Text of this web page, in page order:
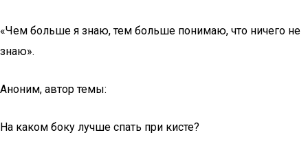
«Чем больше я знаю, тем больше понимаю, что ничего не
знаю».
Аноним, автор темы:
На каком боку лучше спать при кисте?